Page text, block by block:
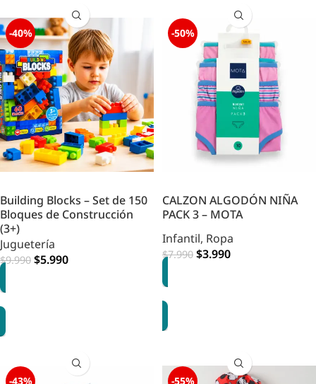
-40%
Building Blocks – Set de 150
Bloques de Construcción
(3+)
Juguetería
$9.990 $5.990
-50%
CALZON ALGODÓN NIÑA
PACK 3 – MOTA
Infantil, Ropa
$7.990 $3.990
-43% -55%